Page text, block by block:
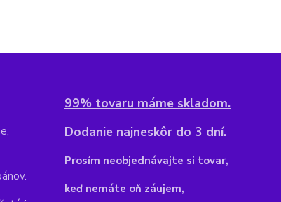
99% tovaru máme skladom.
Dodanie najneskôr do 3 dní.
Prosím neobjednávajte si tovar,
keď nemáte oň záujem,